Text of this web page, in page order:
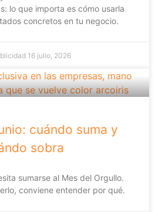
lo que importa es cómo usarla
concretos en tu negocio.
16 julio, 2026
cuándo suma y
sobra
sumarse al Mes del Orgullo.
conviene entender por qué.